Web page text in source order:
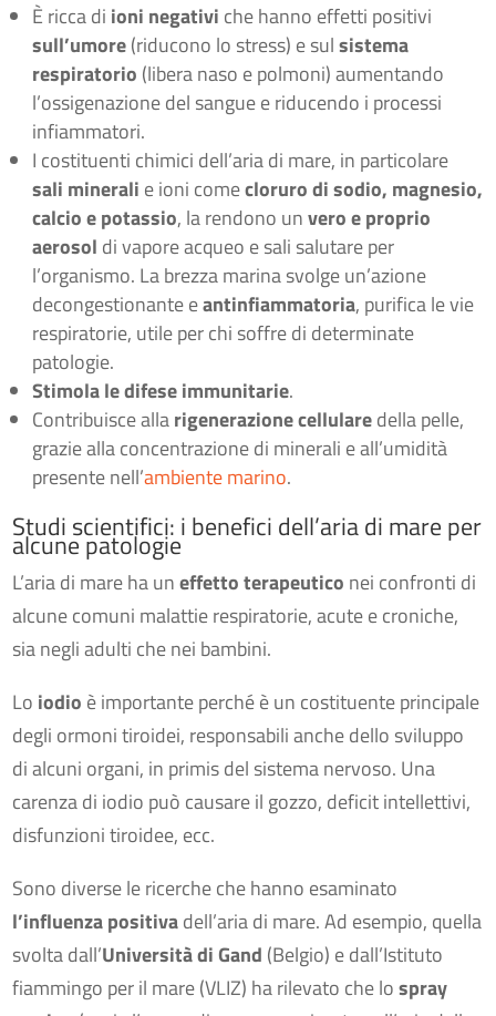
È ricca di ioni negativi che hanno effetti positivi
sull’umore(riducono lo stress) e sulsistema
respiratorio (libera naso e polmoni) aumentando
l’ossigenazione del sangue e riducendo i processi
infiammatori.
I costituenti chimici dell’aria di mare, in particolare
sali minerali e ioni comecloruro di sodio, magnesio,
calcio e potassio, la rendono unvero e proprio
aerosol di vapore acqueo e sali salutare per
l’organismo. La brezza marina svolge un’azione
decongestionante eantinfiammatoria, purifica le vie
respiratorie, utile per chi soffre di determinate
patologie.
Stimola le difese immunitarie.
Contribuisce allarigenerazione cellularedella pelle,
grazie alla concentrazione di minerali e all’umidità
presente nell’ambiente marino.
Studi scientifici: i benefici dell’aria di mare per
alcune patologie
L’aria di mare ha uneffetto terapeutico nei confronti di
alcune comuni malattie respiratorie, acute e croniche,
sia negli adulti che nei bambini.
Lo iodio è importante perché è un costituente principale
degli ormoni tiroidei, responsabili anche dello sviluppo
di alcuni organi, in primis del sistema nervoso. Una
carenza di iodio può causare il gozzo, deficit intellettivi,
disfunzioni tiroidee, ecc.
Sono diverse le ricerche che hanno esaminato
l’influenza positivadell’aria di mare. Ad esempio, quella
svolta dall’Università di Gand (Belgio) e dall’Istituto
fiammingo per il mare (VLIZ) ha rilevato che lospray